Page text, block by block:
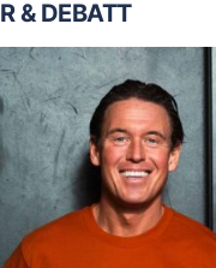
& DEBATT